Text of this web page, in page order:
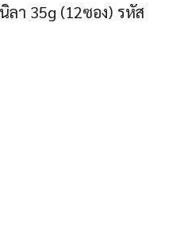
ลา 35g (12ซอง) รหัส